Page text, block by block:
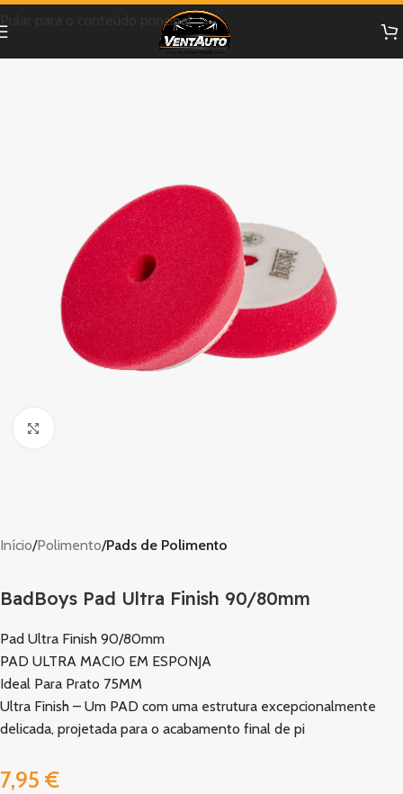
Pular para o conteúdo principal
Início Polimento Pads de Polimento
BadBoys Pad Ultra Finish 90/80mm
Pad Ultra Finish 90/80mm
PAD ULTRA MACIO EM ESPONJA
Ideal Para Prato 75MM
Ultra Finish – Um PAD com uma estrutura excepcionalmente
delicada, projetada para o acabamento final de pi
7,95 €